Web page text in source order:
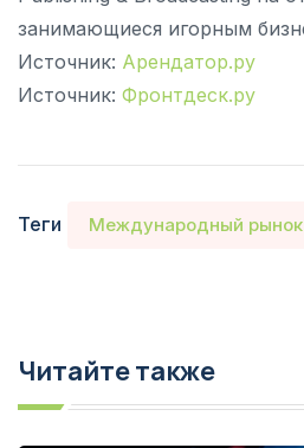
занимающиеся игорным
Источник: Арендатор.ру
Источник: Фронтдеск.ру
Теги Международный рынок
Читайте также